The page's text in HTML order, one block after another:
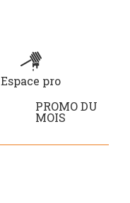
Espace pro
PROMO DU
MOIS